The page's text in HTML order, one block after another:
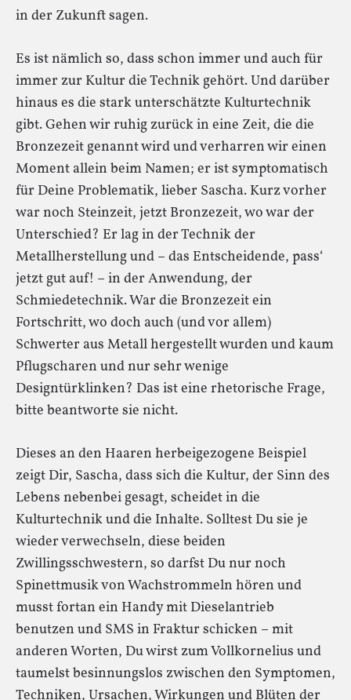
in der Zukunft sagen.
Es ist nämlich so, dass schon immer und auch für
immer zur Kultur die Technik gehört. Und darüber
hinaus es die stark unterschätzte Kulturtechnik
gibt. Gehen wir ruhig zurück in eine Zeit, die die
Bronzezeit genannt wird und verharren wir einen
Moment allein beim Namen; er ist symptomatisch
für Deine Problematik, lieber Sascha. Kurz vorher
war noch Steinzeit, jetzt Bronzezeit, wo war der
Unterschied? Er lag in der Technik der
Metallherstellung und – das Entscheidende, pass‘
jetzt gut auf! – in der Anwendung, der
Schmiedetechnik. War die Bronzezeit ein
Fortschritt, wo doch auch (und vor allem)
Schwerter aus Metall hergestellt wurden und kaum
Pflugscharen und nur sehr wenige
Designtürklinken? Das ist eine rhetorische Frage,
bitte beantworte sie nicht.
Dieses an den Haaren herbeigezogene Beispiel
zeigt Dir, Sascha, dass sich die Kultur, der Sinn des
Lebens nebenbei gesagt, scheidet in die
Kulturtechnik und die Inhalte. Solltest Du sie je
wieder verwechseln, diese beiden
Zwillingsschwestern, so darfst Du nur noch
Spinettmusik von Wachstrommeln hören und
musst fortan ein Handy mit Dieselantrieb
benutzen und SMS in Fraktur schicken – mit
anderen Worten, Du wirst zum Vollkornelius und
taumelst besinnungslos zwischen den Symptomen,
Techniken, Ursachen, Wirkungen und Blüten der